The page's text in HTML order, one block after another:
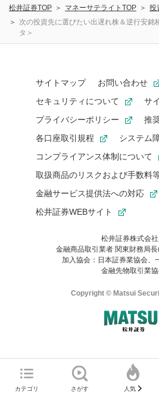
カテゴリ さがす 人気
松井証券TOP マネーサテライトTOP 投
次の投資先に選びたい出遅れ株＆逆行安銘
タ＞
サイトマップ
お問い合わせ
セキュリティについて
サ
プライバシーポリシー
推
各口座取引規程
システム
コンプライアンス体制について
取扱商品のリスクおよび手数料
金融サービス提供法への対応
松井証券WEBサイト
松井証券株式会
金融商品取引業者 関東財務局
加入協会：日本証券業協会
金融先物取引業
Copyright © Matsui
マネーサテライトのWEBサイ
直前にご覧いただいていたWEBサイト
ご利用の環境(Internet Explorer)は、
め、
一部の機能が正常に動作しな
お気に入り機能は松井証券の会員限定
お気に入り登録いただくと、後からい
ンツを一覧でご確認いただけます。
ご利用いただくには口座開設が必要です
はご利用の端末で一度ログインしてくだ
ログイン